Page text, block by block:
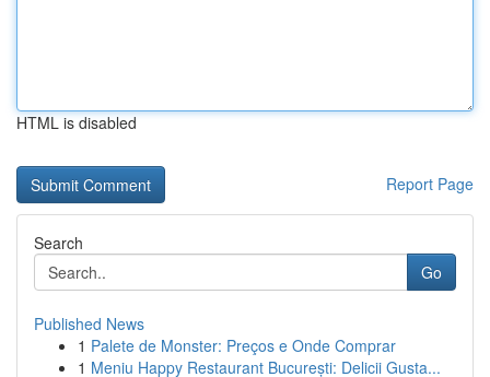
HTML is disabled
Report Page
Search
Go
Published News
1 Palete de Monster: Preços e Onde Comprar
1 Meniu Happy Restaurant București: Delicii Gusta...